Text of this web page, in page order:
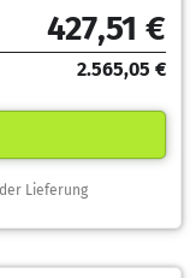
427,51 €
2.565,05 €
Lieferung